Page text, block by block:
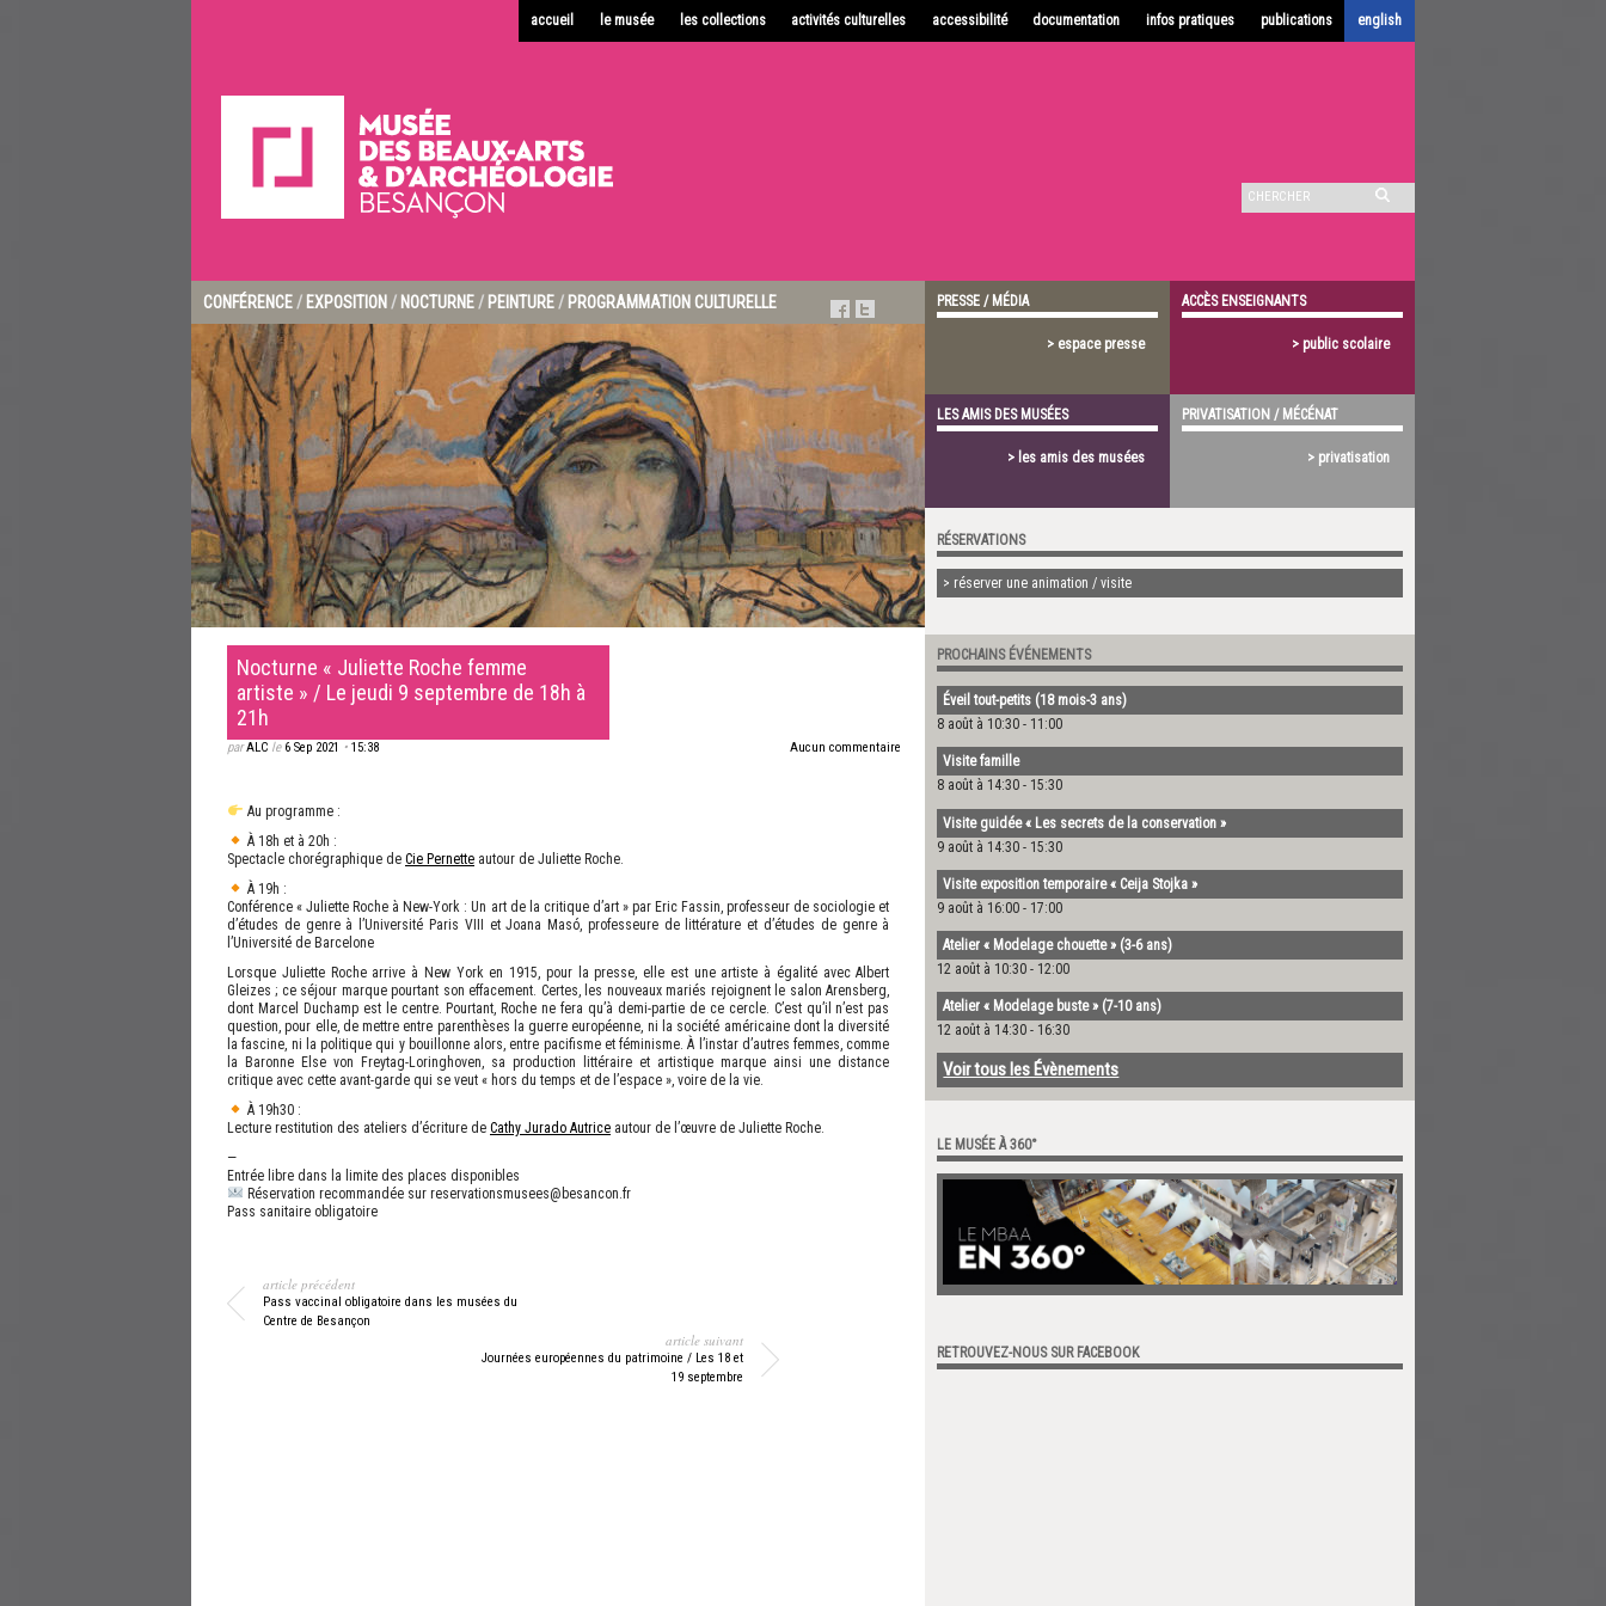
accueil le musée les collections activités culturelles accessibilité documentation infos pratiques publications english
CONFÉRENCE / EXPOSITION / NOCTURNE / PEINTURE / PROGRAMMATION CULTURELLE
Nocturne « Juliette Roche femme
artiste » / Le jeudi 9 septembre de 18h à
21h
parALC le 6 Sep 2021 • 15:38 Aucun commentaire
Au programme :
À 18h et à 20h :
Spectacle chorégraphique de Cie Pernette autour de Juliette Roche.
À 19h :
Conférence « Juliette Roche à New-York : Un art de la critique d’art » par Eric Fassin, professeur de sociologie et
d’études de genre à l’Université Paris VIII et Joana Masó, professeure de littérature et d’études de genre à
l’Université de Barcelone
Lorsque Juliette Roche arrive à New York en 1915, pour la presse, elle est une artiste à égalité avec Albert
Gleizes ; ce séjour marque pourtant son effacement. Certes, les nouveaux mariés rejoignent le salon Arensberg,
dont Marcel Duchamp est le centre. Pourtant, Roche ne fera qu’à demi-partie de ce cercle. C’est qu’il n’est pas
question, pour elle, de mettre entre parenthèses la guerre européenne, ni la société américaine dont la diversité
la fascine, ni la politique qui y bouillonne alors, entre pacifisme et féminisme. À l’instar d’autres femmes, comme
la Baronne Else von Freytag-Loringhoven, sa production littéraire et artistique marque ainsi une distance
critique avec cette avant-garde qui se veut « hors du temps et de l’espace », voire de la vie.
À 19h30 :
Lecture restitution des ateliers d’écriture de Cathy Jurado Autrice autour de l’œuvre de Juliette Roche.
—
Entrée libre dans la limite des places disponibles
Réservation recommandée sur reservationsmusees@besancon.fr
Pass sanitaire obligatoire
article précédent
Pass vaccinal obligatoire dans les musées du
Centre de Besançon
article suivant
Journées européennes du patrimoine / Les 18 et
19 septembre
PRESSE / MÉDIA
> espace presse
ACCÈS ENSEIGNANTS
> public scolaire
LES AMIS DES MUSÉES
> les amis des musées
PRIVATISATION / MÉCÉNAT
> privatisation
RÉSERVATIONS
> réserver une animation / visite
PROCHAINS ÉVÉNEMENTS
Éveil tout-petits (18 mois-3 ans)
8 août à 10:30 - 11:00
Visite famille
8 août à 14:30 - 15:30
Visite guidée « Les secrets de la conservation »
9 août à 14:30 - 15:30
Visite exposition temporaire « Ceija Stojka »
9 août à 16:00 - 17:00
Atelier « Modelage chouette » (3-6 ans)
12 août à 10:30 - 12:00
Atelier « Modelage buste » (7-10 ans)
12 août à 14:30 - 16:30
Voir tous les Évènements
LE MUSÉE À 360°
RETROUVEZ-NOUS SUR FACEBOOK